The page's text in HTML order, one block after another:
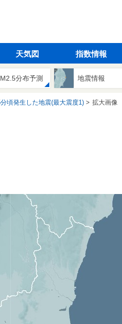
天気図 指数情報
分布予測 地震情報
頃発生した地震(最大震度1) 拡大画像